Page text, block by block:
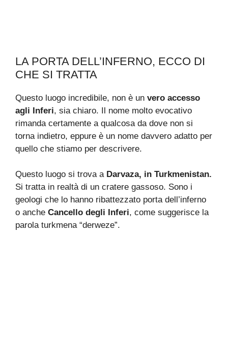
LA PORTA DELL’INFERNO, ECCO DI
CHE SI TRATTA
Questo luogo incredibile, non è un vero accesso
agli Inferi, sia chiaro. Il nome molto evocativo
rimanda certamente a qualcosa da dove non si
torna indietro, eppure è un nome davvero adatto per
quello che stiamo per descrivere.
Questo luogo si trova a Darvaza, in Turkmenistan.
Si tratta in realtà di un cratere gassoso. Sono i
geologi che lo hanno ribattezzato porta dell’inferno
o anche Cancello degli Inferi, come suggerisce la
parola turkmena “derweze”.